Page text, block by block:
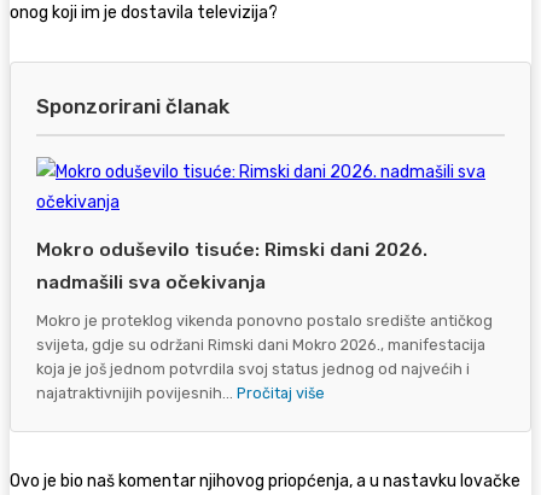
onog koji im je dostavila televizija?
Sponzorirani članak
Mokro oduševilo tisuće: Rimski dani 2026.
nadmašili sva očekivanja
Mokro je proteklog vikenda ponovno postalo središte antičkog
svijeta, gdje su održani Rimski dani Mokro 2026., manifestacija
koja je još jednom potvrdila svoj status jednog od najvećih i
najatraktivnijih povijesnih... Pročitaj više
Ovo je bio naš komentar njihovog priopćenja, a u nastavku lovačke